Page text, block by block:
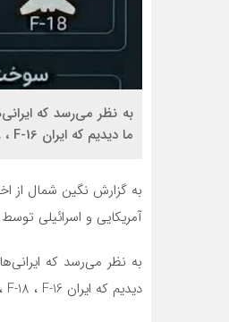
به نظر می‌رسد که
ما دیدیم که ایران F-35 ، F-18 ، F-16 و F-15 را در آسمان شکار کرد.
به گزارش نگین شمال از
آمریکایی و اسرائیلی
به نظر می‌رسد که
دیدیم که ایران F-35 ، F-18 ، F-16 و F-15 را در آسمان شکار کرد.